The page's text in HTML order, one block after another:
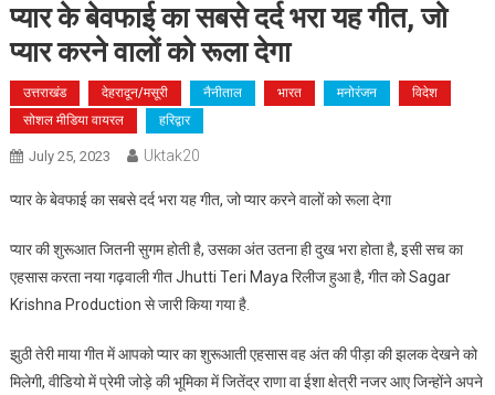
प्यार के बेवफाई का सबसे दर्द भरा यह गीत, जो
प्यार करने वालों को रूला देगा
उत्तराखंड देहरादून/मसूरी नैनीताल भारत मनोरंजन
विदेश
सोशल मीडिया वायरल
हरिद्वार
July 25, 2023 Uktak20
प्यार के बेवफाई का सबसे दर्द भरा यह गीत, जो प्यार करने वालों को रूला देगा
प्यार की शुरूआत जितनी सुगम होती है, उसका अंत उतना ही दुख भरा होता है, इसी सच का
एहसास करता नया गढ़वाली गीत Jhutti Teri Maya रिलीज हुआ है, गीत को Sagar
Krishna Production से जारी किया गया है.
झुठी तेरी माया गीत में आपको प्यार का शुरूआती एहसास वह अंत की पीड़ा की झलक देखने को
मिलेगी, वीडियो में प्रेमी जोड़े की भूमिका में जितेंद्र राणा वा ईशा क्षेत्री नजर आए जिन्होंने अपने